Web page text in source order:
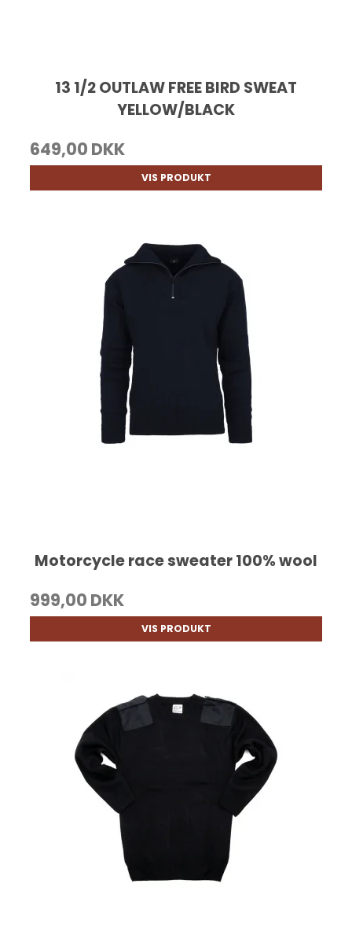
13 1/2 OUTLAW FREE BIRD SWEAT
YELLOW/BLACK
649,00 DKK
VIS PRODUKT
Motorcycle race sweater 100% wool
999,00 DKK
VIS PRODUKT